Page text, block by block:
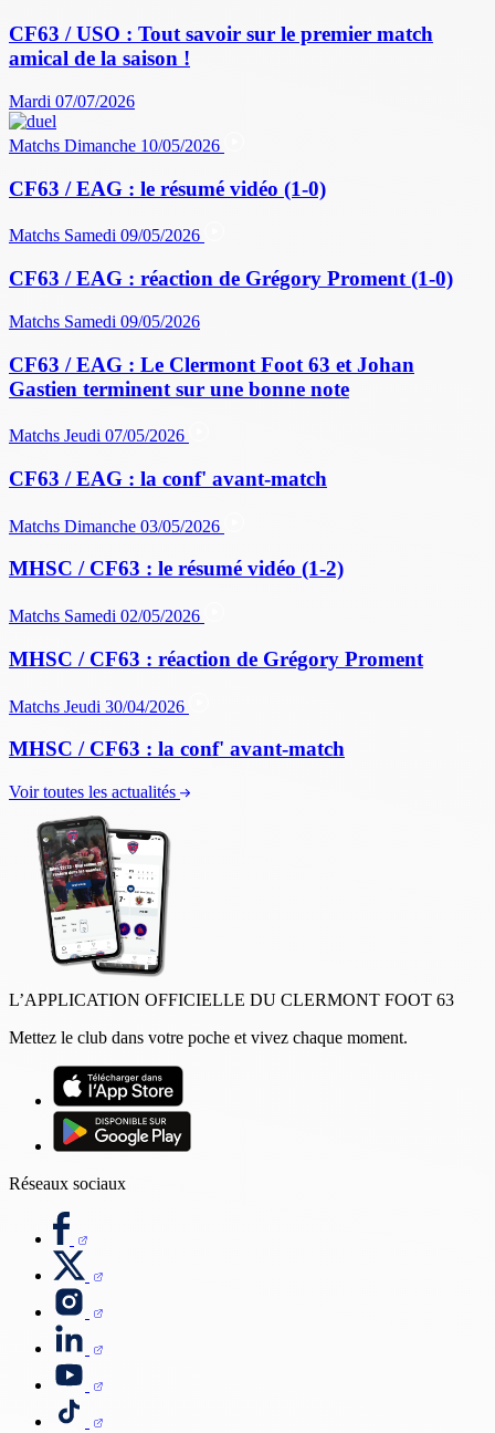
CF63 / USO : Tout savoir sur le premier match
amical de la saison !
Mardi 07/07/2026
Matchs Dimanche 10/05/2026
CF63 / EAG : le résumé vidéo (1-0)
Matchs Samedi 09/05/2026
CF63 / EAG : réaction de Grégory Proment (1-0)
Matchs Samedi 09/05/2026
CF63 / EAG : Le Clermont Foot 63 et Johan
Gastien terminent sur une bonne note
Matchs Jeudi 07/05/2026
CF63 / EAG : la conf' avant-match
Matchs Dimanche 03/05/2026
MHSC / CF63 : le résumé vidéo (1-2)
Matchs Samedi 02/05/2026
MHSC / CF63 : réaction de Grégory Proment
Matchs Jeudi 30/04/2026
MHSC / CF63 : la conf' avant-match
Voir toutes les actualités
L’APPLICATION OFFICIELLE DU CLERMONT FOOT 63
Mettez le club dans votre poche et vivez chaque moment.
Réseaux sociaux